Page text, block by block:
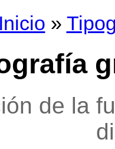
Inicio »
de la